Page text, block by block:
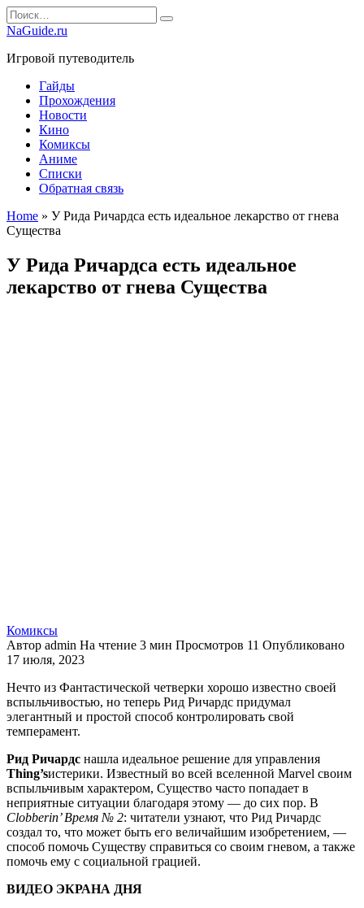
Перейти
к
Search
for:
NaGuide.ru
Игровой путеводитель
Гайды
Прохождения
Новости
Кино
Комиксы
Аниме
Списки
Обратная связь
Home » У Рида Ричардса есть идеальное лекарство от гнева
Существа
У Рида Ричардса есть идеальное
лекарство от гнева Существа
Комиксы
Автор admin На чтение 3 мин Просмотров 11 Опубликовано
17 июля, 2023
Нечто из Фантастической четверки хорошо известно своей
вспыльчивостью, но теперь Рид Ричардс придумал
элегантный и простой способ контролировать свой
темперамент.
Рид Ричардс нашла идеальное решение для управления
Thing’sистерики. Известный во всей вселенной Marvel своим
вспыльчивым характером, Существо часто попадает в
неприятные ситуации благодаря этому — до сих пор. В
Clobberin’ Время № 2: читатели узнают, что Рид Ричардс
создал то, что может быть его величайшим изобретением, —
способ помочь Существу справиться со своим гневом, а также
помочь ему с социальной грацией.
ВИДЕО ЭКРАНА ДНЯ